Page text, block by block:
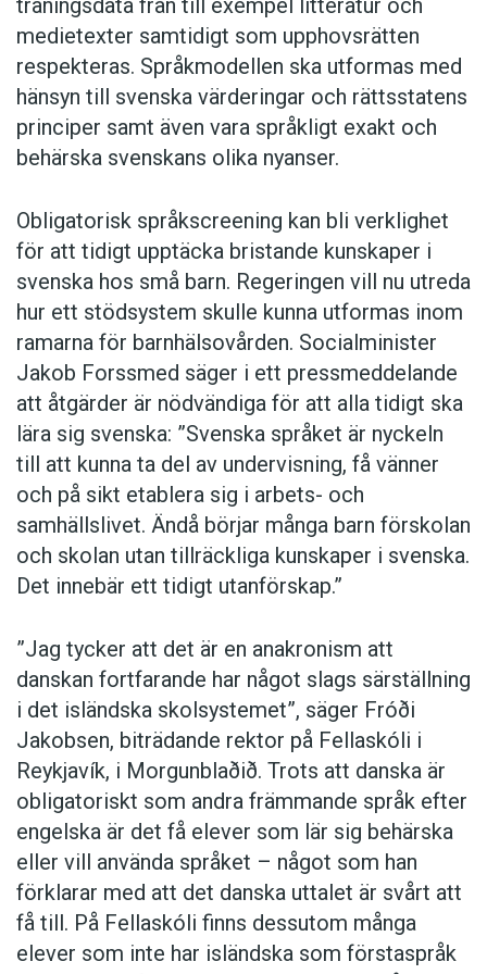
med 4 procentenheter. 32 procent läste
dagligen en tidskrift i någon form. Och 49
procent lyssnade på eller läste en bok – en
nedgång med 2 procentenheter jämfört med
föregående år. Det visar Mediebarometern
universitet.
8 maj:
Budskapsdisciplin ska leda till valseger. Det
beskedet får deltagarna på Moderaternas
Sverigemöte enligt Expressen. I valrörelsen
uppmanas därför partiets valarbetare att inte
tala omTidöregeringeller Tidöutan om
Moderaternaochsamarbetspartierna , inte om
pensionärer,äldreeller våra äldreutan om
seniorer, inte ombusetutan omgängkriminella,
kriminellaellerbrottslingar , inte omväljare,
hushållellerkonsumenterutan om
respektavstånd utan attdet ska ha löna sig att
ha jobbat, inte omtillväxtutan omväxande
ekonomioch inte omrödgrön röra,rödgröna
ellervänsterkaosetutan om vänsterpartierna
vänstersidan,vänstern,Socialdemokraterna,
VänsterpartietochMiljöpartiet.
”Jag kände att de Carvalho passar
bättre i fotbollsvärlden”
till om skolan. Mötet arrangeras av
barnombudsmannen Umboðsmaður barna.
Hela 86 procent av företagen anser att dålig
svenska negativt påverkar möjligheterna för en
person som i övrigt har rätt kompetens att få
bedömning av det som i en undersökning utförd
på uppdrag av Järvaveckan kallas ”flytande
svenska med förortsdialekt”. Mest positivt
reagerar rekryterare på ”svenska med
rikssvensk dialekt” följt av ”svenska med finsk
dialekt”. En majoritet svarar dessutom att
kandidatens namn saknar betydelse. Men för
vissa spelar namnet roll. Mer än var femte
bedömer ett namn som tros härstamma från
Afrika eller Mellanöstern negativt.
29 april:
En majoritet röstar i riksdagen för att införa
för att få svenskt medborgarskap.
Medborgarskapsprovet i läs- och hörförståelse
i svenska på funktionell nivå börjar gälla senast
den 1 oktober 2027. Lagändringen som gäller
provet i svenska i övrigt träder i kraft vid ett
datum som bestäms av regeringen.
30 april:
Dansk sprognævn lanserar kampanjen Kan vi på
dansk? I den första fasen får allmänheten
möjligheten att lista engelska lånord som har
medietexter samtidigt som upphovsrätten
respekteras. Språkmodellen ska utformas med
hänsyn till svenska värderingar och rättsstatens
principer samt även vara språkligt exakt och
behärska svenskans olika nyanser.
Obligatorisk språkscreening kan bli verklighet
för att tidigt upptäcka bristande kunskaper i
svenska hos små barn. Regeringen vill nu utreda
hur ett stödsystem skulle kunna utformas inom
ramarna för barnhälsovården. Socialminister
Jakob Forssmed säger i ett pressmeddelande
att åtgärder är nödvändiga för att alla tidigt ska
lära sig svenska: ”Svenska språket är nyckeln
till att kunna ta del av undervisning, få vänner
och på sikt etablera sig i arbets- och
samhällslivet. Ändå börjar många barn förskolan
och skolan utan tillräckliga kunskaper i svenska.
Det innebär ett tidigt utanförskap.”
”Jag tycker att det är en anakronism att
danskan fortfarande har något slags särställning
i det isländska skolsystemet”, säger Fróði
Jakobsen, biträdande rektor på Fellaskóli i
Reykjavík, i Morgunblaðið. Trots att danska är
obligatoriskt som andra främmande språk efter
engelska är det få elever som lär sig behärska
eller vill använda språket – något som han
förklarar med att det danska uttalet är svårt att
få till. På Fellaskóli finns dessutom många
elever som inte har isländska som förstaspråk